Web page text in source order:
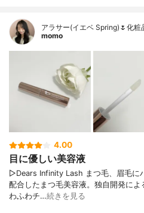
アラサー(イエベ Spring)🌷化粧
momo
4.00
目に優しい美容液
▷Dears Infinity Lash まつ毛、眉毛に
配合したまつ毛美容液。独自開発に
わふわチ…続きを見る